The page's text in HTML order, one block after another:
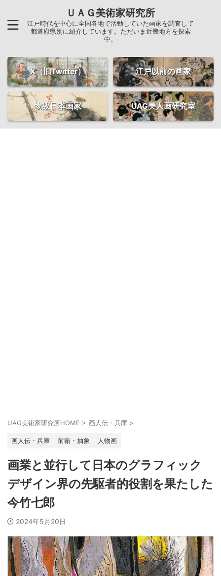
ＵＡＧ美術家研究所
江戸時代を中心に全国各地で活動していた画家を調査して
都道府県別に紹介しています。ただいま近畿地方を探索
中。
X（旧Twitter） 江戸以前の画家
物故日本画家 UAG美人画研究室
UAG美術家研究所HOME > 画人伝・兵庫 >
画人伝・兵庫 前衛・抽象 人物画
画業と並行して日本のグラフィック
デザイン界の先駆者的役割を果たした
今竹七郎
2024年5月20日